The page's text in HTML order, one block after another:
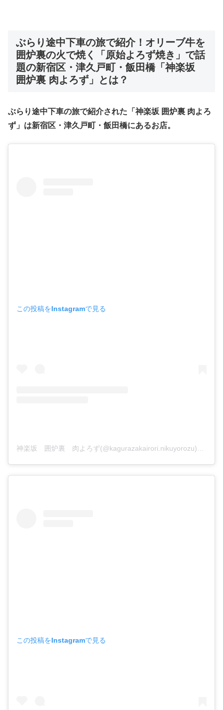
ぶらり途中下車の旅で紹介！ オリーブ牛を
囲炉裏の火で焼く「原始よろず焼き」で話
題の新宿区・津久戸町・飯田橋「神楽坂
囲炉裏 肉よろず」
とは ？
ぶらり途中下車の旅で紹介された「神楽坂 囲炉裏 肉よろ
ず」は新宿区・津久戸町・飯田橋にあるお店。
この投稿をInstagramで見る
神楽坂 囲炉裏 肉よろず(@kagurazakairori.nikuyorozu)がシェアした投稿
この投稿をInstagramで見る